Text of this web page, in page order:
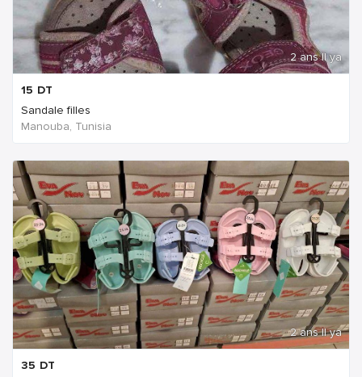
2 ans Il ya
15 DT
Sandale filles
Manouba, Tunisia
2 ans Il ya
35 DT